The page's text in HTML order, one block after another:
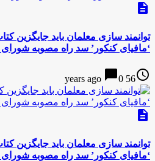
description
توانمند سازی معلمان باید
‘مافیای کنکور’ سد راه مصوبه
access_time
56 years ago
chat_bubble0
description
توانمند سازی معلمان باید
‘مافیای کنکور’ سد راه مصوبه